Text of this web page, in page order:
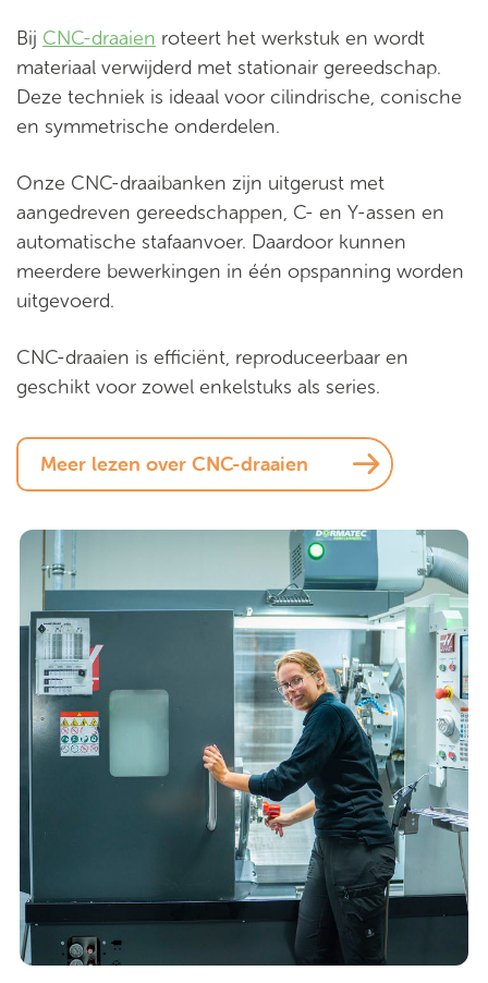
Bij CNC-draaien roteert het werkstuk en wordt
materiaal verwijderd met stationair gereedschap.
Deze techniek is ideaal voor cilindrische, conische
en symmetrische onderdelen.
Onze CNC-draaibanken zijn uitgerust met
aangedreven gereedschappen, C- en Y-assen en
automatische stafaanvoer. Daardoor kunnen
meerdere bewerkingen in één opspanning worden
uitgevoerd.
CNC-draaien is efficiënt, reproduceerbaar en
geschikt voor zowel enkelstuks als series.
Meer lezen over CNC-draaien